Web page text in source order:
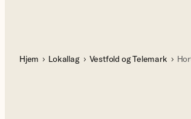
Hjem Lokallag Vestfold og Telemark